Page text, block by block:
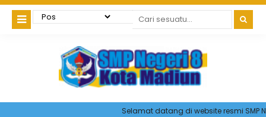
Selamat datang di website resmi SMP